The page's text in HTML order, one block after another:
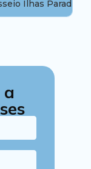
Ilhas
a